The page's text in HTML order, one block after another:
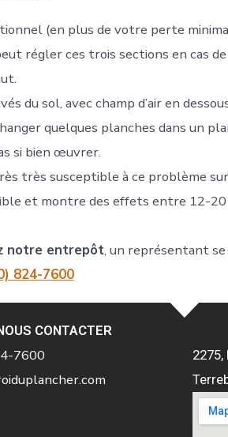
(en plus de votre perte
régler ces trois sections en cas
du sol, avec champ d’air en
quelques planches dans un
si bien œuvrer.
très susceptible à ce problème
et montre des effets entre 12-
notre entrepôt, un représentant se
824-7600
CONTACTER
7600